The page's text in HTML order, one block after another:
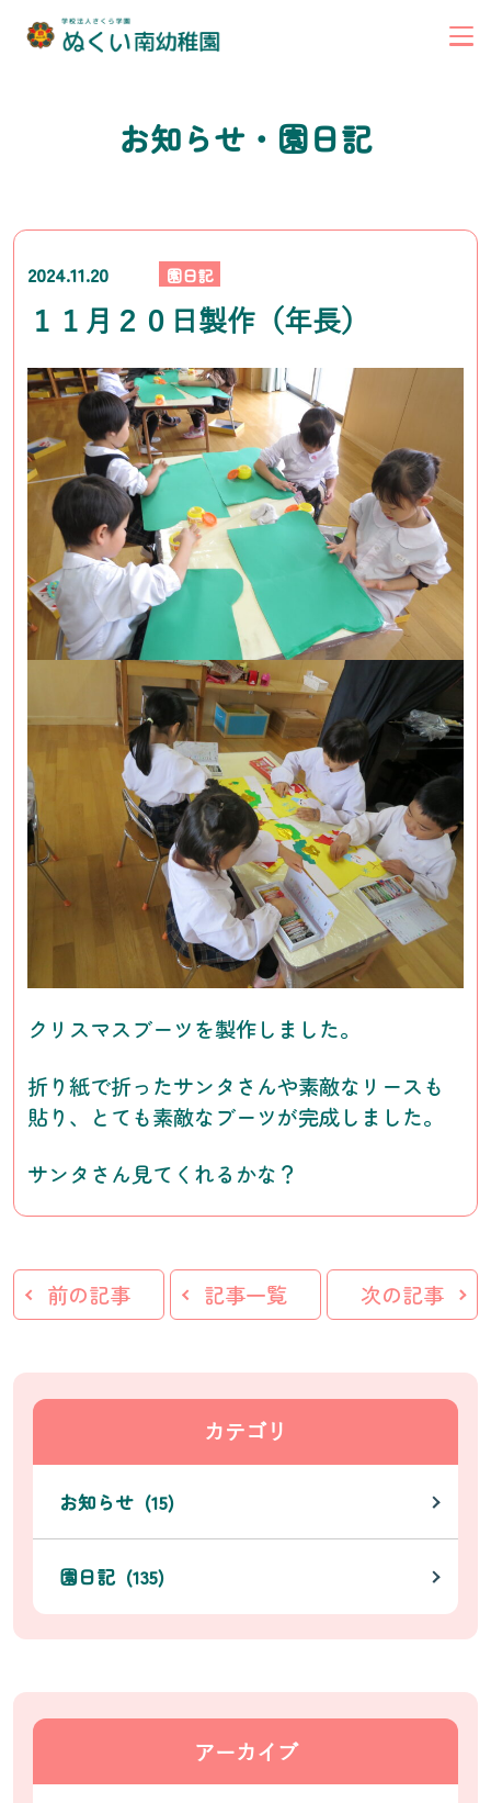
お知らせ・園日記
2024.11.20 園日記
１１月２０日製作（年長）
クリスマスブーツを製作しました。
折り紙で折ったサンタさんや素敵なリースも
貼り、とても素敵なブーツが完成しました。
サンタさん見てくれるかな？
前の記事 記事一覧 次の記事
カテゴリ
お知らせ (15)
園日記 (135)
アーカイブ